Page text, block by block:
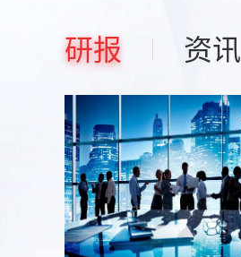
研报 资讯